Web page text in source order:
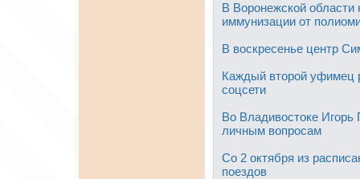
В Воронежской области
иммунизации от
В воскресенье центр
Каждый второй уфимец
соцсети
Во Владивостоке Игорь
личным вопросам
Со 2 октября из
поездов